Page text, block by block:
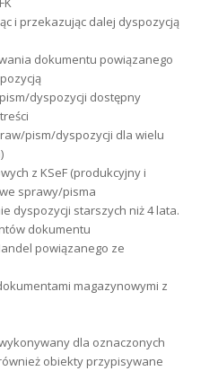
i przekazując dalej dyspozycją
dokumentu powiązanego
dyspozycji dostępny
pism/dyspozycji dla wielu
z KSeF (produkcyjny i
sprawy/pisma
dyspozycji starszych niż 4 lata.
dokumentu
powiązanego ze
magazynowymi z
dla oznaczonych
obiekty przypisywane